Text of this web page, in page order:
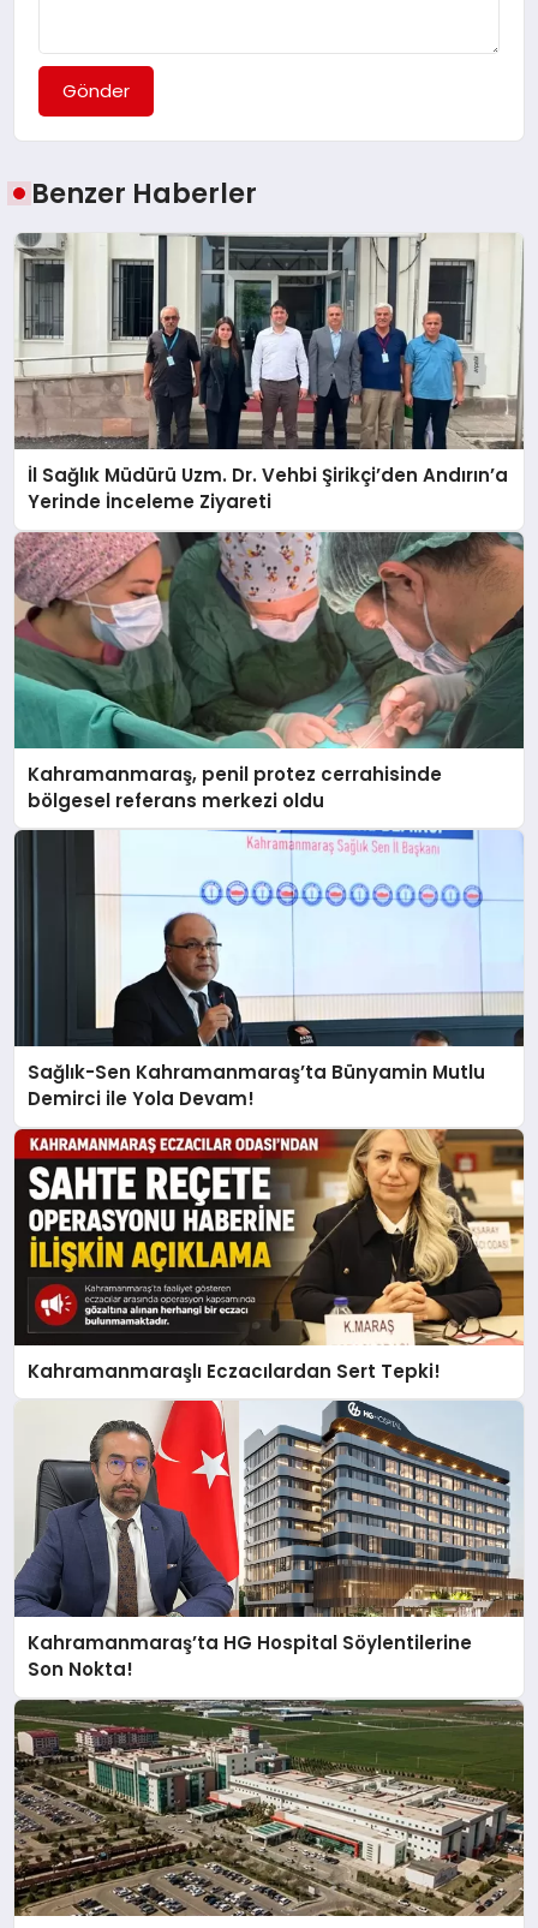
Gönder
Benzer Haberler
İl Sağlık Müdürü Uzm. Dr. Vehbi Şirikçi’den Andırın’a
Yerinde İnceleme Ziyareti
Kahramanmaraş, penil protez cerrahisinde
bölgesel referans merkezi oldu
Sağlık-Sen Kahramanmaraş’ta Bünyamin Mutlu
Demirci ile Yola Devam!
Kahramanmaraşlı Eczacılardan Sert Tepki!
Kahramanmaraş’ta HG Hospital Söylentilerine
Son Nokta!